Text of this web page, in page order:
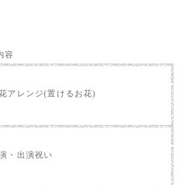
容
アレンジ(置けるお花)
・出演祝い